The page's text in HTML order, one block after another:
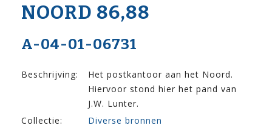
NOORD 86,88
A-04-01-06731
Beschrijving:
Het postkantoor aan het Noord.
Hiervoor stond hier het pand van
J.W. Lunter.
Collectie:
Diverse bronnen